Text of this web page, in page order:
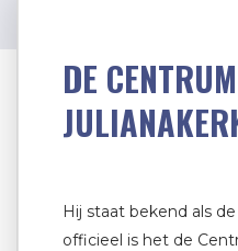
DE
Hij staat bekend als
officieel is het de